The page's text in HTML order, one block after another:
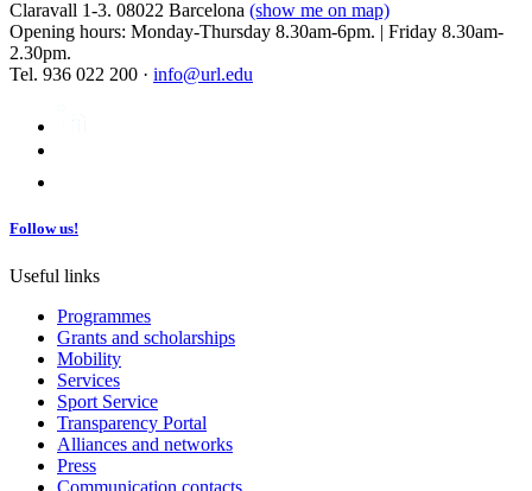
Claravall 1-3. 08022 Barcelona (show me on map)
Opening hours: Monday-Thursday 8.30am-6pm. | Friday 8.30am-
2.30pm.
Tel. 936 022 200 · info@url.edu
Follow us!
Useful links
Programmes
Grants and scholarships
Mobility
Services
Sport Service
Transparency Portal
Alliances and networks
Press
Communication contacts